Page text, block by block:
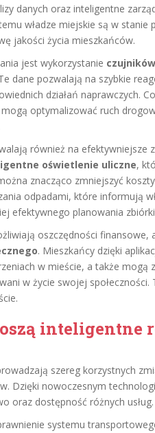
danych oraz inteligentne
władze miejskie są w stanie
jakości życia mieszkańców.
jest wykorzystanie czujników
dane pozwalają na szybkie
działań naprawczych.
optymalizować ruch
również na efektywniejsze
oświetlenie uliczne,
znacząco zmniejszyć
odpadami, które informują
efektywnego planowania
oszczędności finansowe,
. Mieszkańcy dzięki
w mieście, a także mogą
w życie swojej
inteligentne
szereg korzystnych
Dzięki nowoczesnym
oraz dostępność różnych usług.
systemu